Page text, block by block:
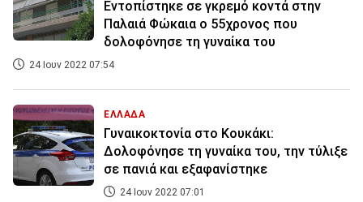
Εντοπίστηκε σε γκρεμό κοντά στην
Παλαιά Φώκαια ο 55χρονος που
δολοφόνησε τη γυναίκα του
24 Ιουν 2022 07:54
ΕΛΛΑΔΑ
Γυναικοκτονία στο Κουκάκι:
Δολοφόνησε τη γυναίκα του, την τύλιξε
σε πανιά και εξαφανίστηκε
24 Ιουν 2022 07:01